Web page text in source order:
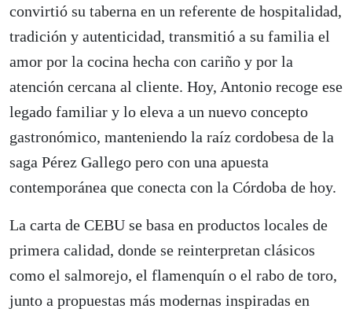
convirtió su taberna en un referente de hospitalidad,
tradición y autenticidad, transmitió a su familia el
amor por la cocina hecha con cariño y por la
atención cercana al cliente. Hoy, Antonio recoge ese
legado familiar y lo eleva a un nuevo concepto
gastronómico, manteniendo la raíz cordobesa de la
saga Pérez Gallego pero con una apuesta
contemporánea que conecta con la Córdoba de hoy.
La carta de CEBU se basa en productos locales de
primera calidad, donde se reinterpretan clásicos
como el salmorejo, el flamenquín o el rabo de toro,
junto a propuestas más modernas inspiradas en